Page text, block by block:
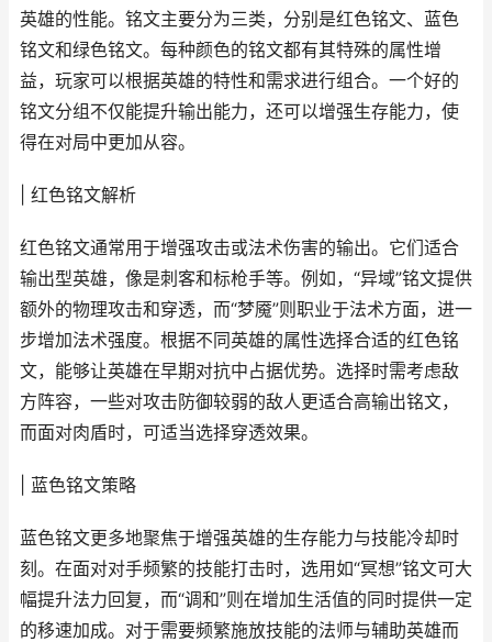
英雄的性能。铭文主要分为三类，分别是红色铭文、蓝色
铭文和绿色铭文。每种颜色的铭文都有其特殊的属性增
益，玩家可以根据英雄的特性和需求进行组合。一个好的
铭文分组不仅能提升输出能力，还可以增强生存能力，使
得在对局中更加从容。
| 红色铭文解析
红色铭文通常用于增强攻击或法术伤害的输出。它们适合
输出型英雄，像是刺客和标枪手等。例如，“异域”铭文提供
额外的物理攻击和穿透，而“梦魇”则职业于法术方面，进一
步增加法术强度。根据不同英雄的属性选择合适的红色铭
文，能够让英雄在早期对抗中占据优势。选择时需考虑敌
方阵容，一些对攻击防御较弱的敌人更适合高输出铭文，
而面对肉盾时，可适当选择穿透效果。
| 蓝色铭文策略
蓝色铭文更多地聚焦于增强英雄的生存能力与技能冷却时
刻。在面对对手频繁的技能打击时，选用如“冥想”铭文可大
幅提升法力回复，而“调和”则在增加生活值的同时提供一定
的移速加成。对于需要频繁施放技能的法师与辅助英雄而